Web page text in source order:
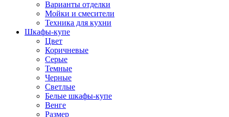
Варианты отделки
Мойки и смесители
Техника для кухни
Шкафы-купе
Цвет
Коричневые
Серые
Темные
Черные
Светлые
Белые шкафы-купе
Венге
Размер